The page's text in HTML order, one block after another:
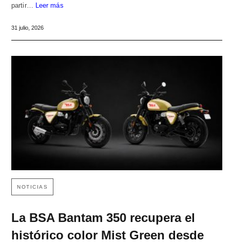
partir… Leer más
31 julio, 2026
NOTICIAS
La BSA Bantam 350 recupera el
histórico color Mist Green desde